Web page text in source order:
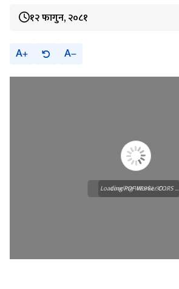
१२ फागुन, २०८१
A A
Loading WEBGL 3D ...
Loading PDF Worker CORS ...